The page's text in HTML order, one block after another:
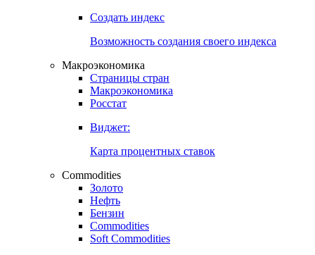
Создать индекс
Возможность создания своего индекса
Макроэкономика
Страницы стран
Макроэкономика
Росстат
Виджет:
Карта процентных ставок
Commodities
Золото
Нефть
Бензин
Commodities
Soft Commodities